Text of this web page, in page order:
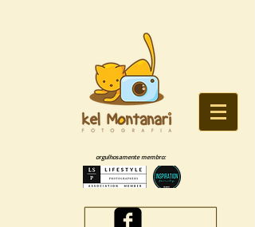
orgulhosamente membro: